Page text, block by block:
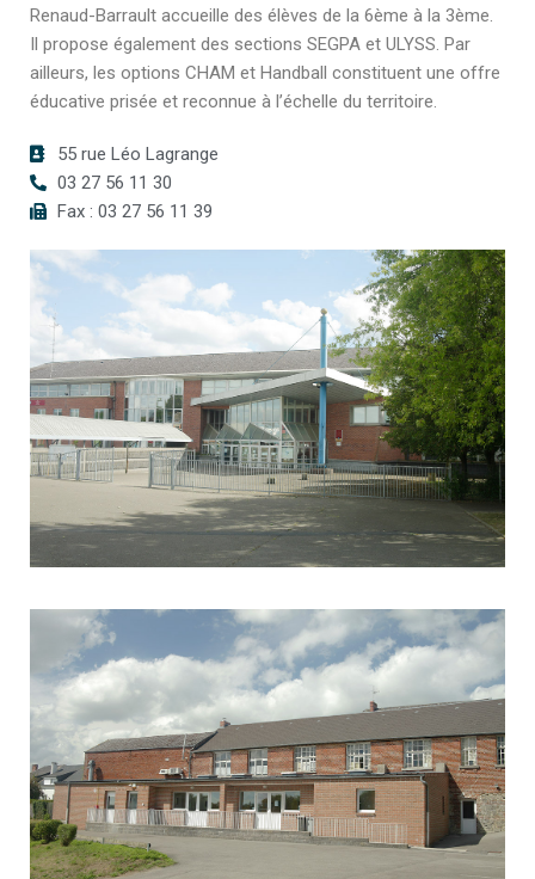
Renaud-Barrault accueille des élèves de la 6ème à la 3ème.
Il propose également des sections SEGPA et ULYSS. Par
ailleurs, les options CHAM et Handball constituent une offre
éducative prisée et reconnue à l’échelle du territoire.
55 rue Léo Lagrange
03 27 56 11 30
Fax : 03 27 56 11 39